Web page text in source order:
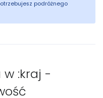
podróżnego
w :kraj -